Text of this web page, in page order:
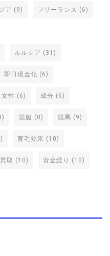
ア (9) フリーランス (6)
ルルシア (31)
即日現金化 (6)
女性 (6) 成分 (6)
競艇 (8) 競馬 (9)
育毛効果 (10)
取 (10) 資金繰り (10)